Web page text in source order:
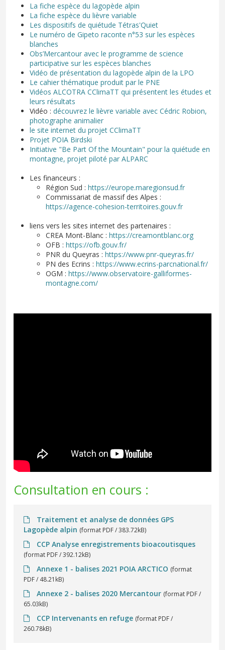
La fiche espèce du lagopède alpin
La fiche espèce du lièvre variable
Les dispositifs de quiétude Tétras'Quiet
Le numéro de Gipeto raconte n°53 sur les espèces
blanches
Obs’Mercantour avec le programme de science
participative sur les espèces blanches
Vidéo de présentation du lagopède alpin de la LPO
Le cahier thématique produit par le PNE
Vidéos ALCOTRA CClimaTT qui présentent les études et
leurs résultats
Vidéo : découvrez le lièvre variable avec Cédric Robion,
photographe animalier
le site internet du projet CClimaTT
Projet POIA Birdski
Initiative "Be Part Of the Mountain" pour la quiétude en
montagne, projet piloté par ALPARC
Les financeurs :
Région Sud : https://europe.maregionsud.fr
Commissariat de massif des Alpes :
https://agence-cohesion-territoires.gouv.fr
liens vers les sites internet des partenaires :
CREA Mont-Blanc : https://creamontblanc.org
OFB : https://ofb.gouv.fr/
PNR du Queyras : https://www.pnr-queyras.fr/
PN des Ecrins : https://www.ecrins-parcnational.fr/
OGM : https://www.observatoire-galliformes-
montagne.com/
Consultation en cours :
Traitement et analyse de données GPS
Lagopède alpin (format PDF / 383.72kB)
CCP Analyse enregistrements bioacoutisques
(format PDF / 392.12kB)
Annexe 1 - balises 2021 POIA ARCTICO (format
PDF / 48.21kB)
Annexe 2 - balises 2020 Mercantour (format PDF /
65.03kB)
CCP Intervenants en refuge (format PDF /
260.78kB)